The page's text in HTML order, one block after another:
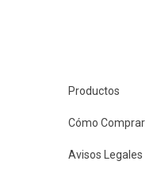
Productos
Cómo Comprar
Avisos Legales